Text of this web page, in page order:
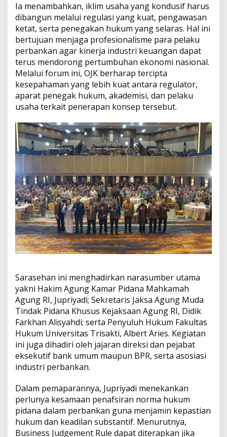
d
g
e
m
e
n
t
R
u
e
Ia menambahkan, iklim usaha yang kondusif harus
dibangun melalui regulasi yang kuat, pengawasan
ketat, serta penegakan hukum yang selaras. Hal ini
bertujuan menjaga profesionalisme para pelaku
perbankan agar kinerja industri keuangan dapat
terus mendorong pertumbuhan ekonomi nasional.
Melalui forum ini, OJK berharap tercipta
kesepahaman yang lebih kuat antara regulator,
aparat penegak hukum, akademisi, dan pelaku
usaha terkait penerapan konsep tersebut.
Sarasehan ini menghadirkan narasumber utama
yakni Hakim Agung Kamar Pidana Mahkamah
Agung RI, Jupriyadi; Sekretaris Jaksa Agung Muda
Tindak Pidana Khusus Kejaksaan Agung RI, Didik
Farkhan Alisyahdi; serta Penyuluh Hukum Fakultas
Hukum Universitas Trisakti, Albert Aries. Kegiatan
ini juga dihadiri oleh jajaran direksi dan pejabat
eksekutif bank umum maupun BPR, serta asosiasi
industri perbankan.
Dalam pemaparannya, Jupriyadi menekankan
perlunya kesamaan penafsiran norma hukum
pidana dalam perbankan guna menjamin kepastian
hukum dan keadilan substantif. Menurutnya,
Business Judgement Rule dapat diterapkan jika